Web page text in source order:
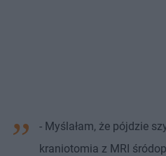
- Myślałam, że pójdzie
kraniotomia z MRI